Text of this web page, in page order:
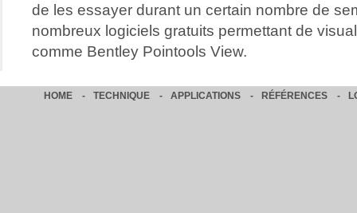
de les essayer durant un certain nombre de
nombreux logiciels gratuits permettant de
comme Bentley Pointools View.
HOME - TECHNIQUE - APPLICATIONS - RÉFÉRENCES -